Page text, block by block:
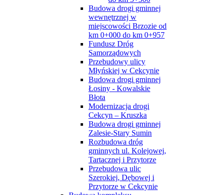
Budowa drogi gminnej
wewnętrznej w
miejscowości Brzozie od
km 0+000 do km 0+957
Fundusz Dróg
Samorządowych
Przebudowy ulicy
Młyńskiej w Cekcynie
Budowa drogi gminnej
Łosiny - Kowalskie
Błota
Modernizacja drogi
Cekcyn – Kruszka
Budowa drogi gminnej
Zalesie-Stary Sumin
Rozbudowa dróg
gminnych ul. Kolejowej,
Tartacznej i Przytorze
Przebudowa ulic
Szerokiej, Dębowej i
Przytorze w Cekcynie